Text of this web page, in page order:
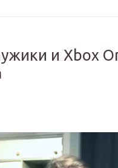
и Xbox